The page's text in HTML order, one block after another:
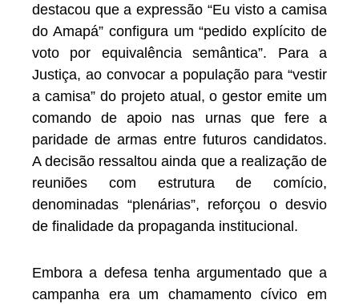
destacou que a expressão “Eu visto a camisa
do Amapá” configura um “pedido explícito de
voto por equivalência semântica”. Para a
Justiça, ao convocar a população para “vestir
a camisa” do projeto atual, o gestor emite um
comando de apoio nas urnas que fere a
paridade de armas entre futuros candidatos.
A decisão ressaltou ainda que a realização de
reuniões com estrutura de comício,
denominadas “plenárias”, reforçou o desvio
de finalidade da propaganda institucional.
Embora a defesa tenha argumentado que a
campanha era um chamamento cívico em